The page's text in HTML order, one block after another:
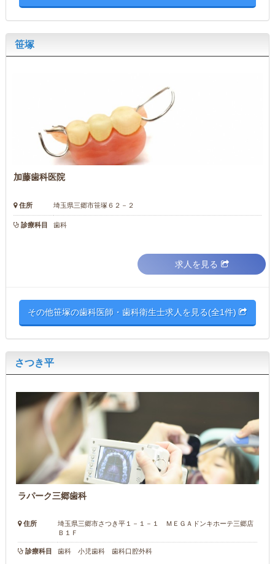
笹塚
加藤歯科医院
住所 埼玉県三郷市笹塚６２－２
診療科目 歯科
求人を見る
その他笹塚の歯科医師・歯科衛生士求人を見る(全1件)
さつき平
ラパーク三郷歯科
住所
埼玉県三郷市さつき平１－１－１ ＭＥＧＡドンキホーテ三郷店
Ｂ１Ｆ
診療科目 歯科 小児歯科 歯科口腔外科